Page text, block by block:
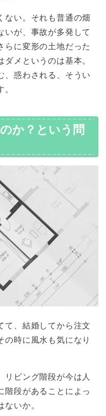
ない。それも普通の畑
いが、事故が多発して
らに変形の土地だった
ダメというのは基本。
、惑わされる、そうい
か？という問
て、結婚してから注文
の時に風水も気になり
リビング階段が今は人
階段があることによっ
いか。